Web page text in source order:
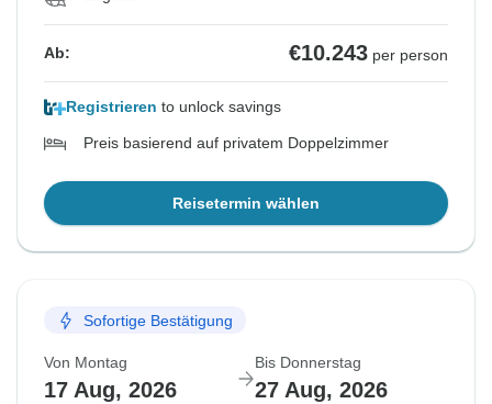
Ab: €10.243 per person
Registrieren to unlock savings
Preis basierend auf privatem Doppelzimmer
Reisetermin wählen
Sofortige Bestätigung
Von Montag
17 Aug, 2026
Bis Donnerstag
27 Aug, 2026